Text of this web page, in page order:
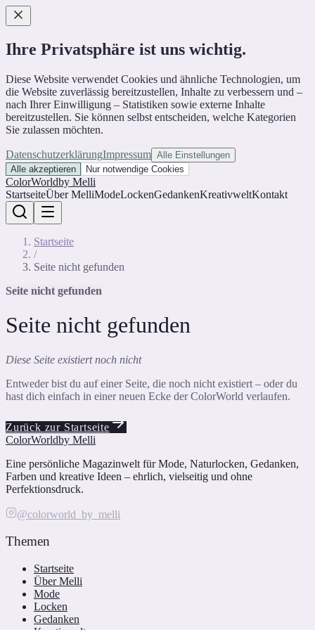
Ihre Privatsphäre ist uns wichtig.
Diese Website verwendet Cookies und ähnliche Technologien, um
die Website zuverlässig bereitzustellen, Inhalte zu verbessern und –
nach Ihrer Einwilligung – Statistiken sowie externe Inhalte
bereitzustellen. Sie können selbst entscheiden, welche Kategorien
Sie zulassen möchten.
DatenschutzerklärungImpressum Alle Einstellungen
Alle akzeptieren
Nur notwendige Cookies
ColorWorldby Melli
StartseiteÜber MelliModeLockenGedankenKreativweltKontakt
Startseite
/
Seite nicht gefunden
Seite nicht gefunden
Seite nicht gefunden
Diese Seite existiert noch nicht
Entweder bist du auf einer Seite, die noch nicht existiert – oder du
hast dich einfach in einer neuen Ecke der ColorWorld verlaufen.
Zurück zur Startseite
ColorWorldby Melli
Eine persönliche Magazinwelt für Mode, Naturlocken, Gedanken,
Farben und kreative Ideen – ehrlich, vielseitig und ohne
Perfektionsdruck.
@colorworld_by_melli
Themen
Startseite
Über Melli
Mode
Locken
Gedanken